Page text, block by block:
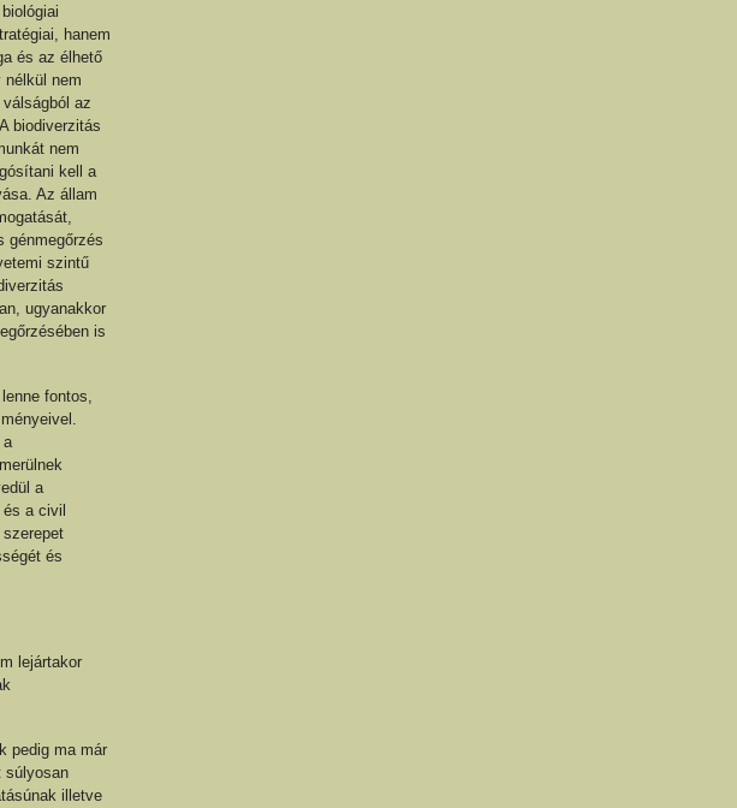
hanem
és az élhető
nem
az
biodiverzitás
nem
kell a
Az állam
génmegőrzés
szintű
ugyanakkor
is
fontos,
a
a
a civil
és
lejártakor
pedig ma már
súlyosan
illetve